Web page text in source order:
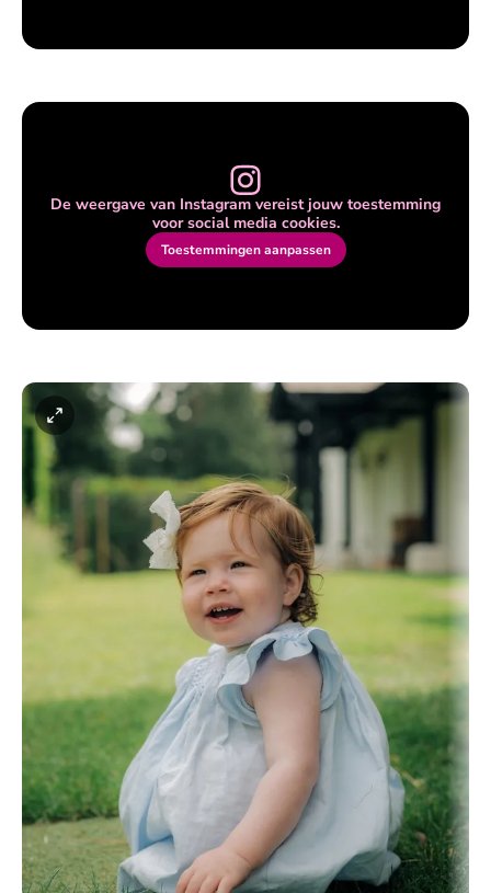
De weergave van Instagram vereist jouw toestemming
voor social media cookies.
Toestemmingen aanpassen